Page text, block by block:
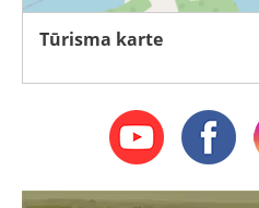
Tūrisma karte